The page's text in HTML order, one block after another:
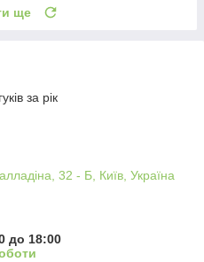
ще
за рік
32 - Б, Київ, Україна
до 18:00